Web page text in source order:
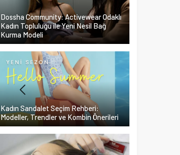
Dossha Community: Activewear Odaklı
Kadın Topluluğu ile Yeni Nesil Bağ
Kurma Modeli
Kadın Sandalet Seçim Rehberi:
Modeller, Trendler ve Kombin Önerileri